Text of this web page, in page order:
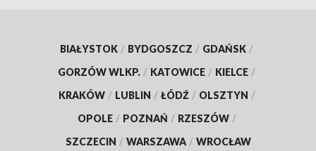
BIAŁYSTOK / BYDGOSZCZ / GDAŃSK /
GORZÓW WLKP. / KATOWICE / KIELCE /
KRAKÓW / LUBLIN / ŁÓDŹ / OLSZTYN /
OPOLE / POZNAŃ / RZESZÓW /
SZCZECIN / WARSZAWA / WROCŁAW